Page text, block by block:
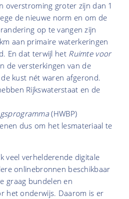
overstroming groter zijn dan 1
de nieuwe norm en om de
op te vangen zijn
aan primaire waterkeringen
En dat terwijl het Ruimte voor
de versterkingen van de
de kust nét waren afgerond.
Rijkswaterstaat en de
(HWBP)
dus om het lesmateriaal te
veel verhelderende digitale
onlinebronnen beschikbaar
graag bundelen en
het onderwijs. Daarom is er